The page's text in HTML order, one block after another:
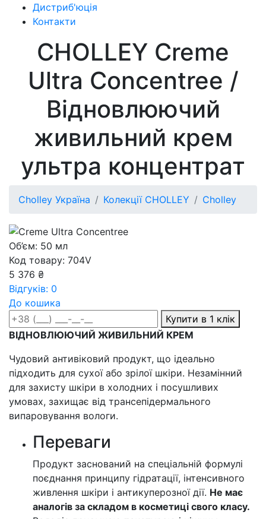
Дистриб'юція
Контакти
CHOLLEY Creme
Ultra Concentree /
Відновлюючий
живильний крем
ультра концентрат
Cholley Україна Колекції CHOLLEY Cholley
Об’єм: 50 мл
Код товару: 704V
5 376 ₴
Відгуків: 0
До кошика
Купити в 1 клік
ВІДНОВЛЮЮЧИЙ ЖИВИЛЬНИЙ КРЕМ
Чудовий антивіковий продукт, що ідеально
підходить для сухої або зрілої шкіри. Незамінний
для захисту шкіри в холодних і посушливих
умовах, захищає від трансепідермального
випаровування вологи.
Переваги
Продукт заснований на спеціальній формулі
поєднання принципу гідратації, інтенсивного
живлення шкіри і антикуперозної дії. Не має
аналогів за складом в косметиці свого класу.